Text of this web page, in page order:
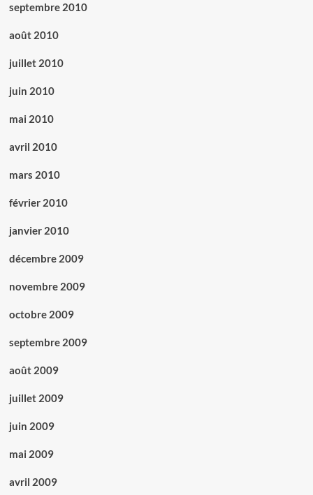
septembre 2010
août 2010
juillet 2010
juin 2010
mai 2010
avril 2010
mars 2010
février 2010
janvier 2010
décembre 2009
novembre 2009
octobre 2009
septembre 2009
août 2009
juillet 2009
juin 2009
mai 2009
avril 2009